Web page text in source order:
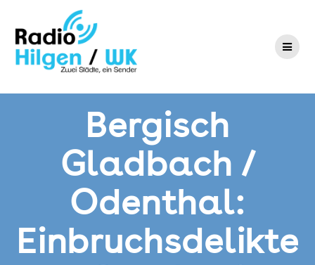
springen
Bergisch
Gladbach /
Odenthal:
Einbruchsdelikte